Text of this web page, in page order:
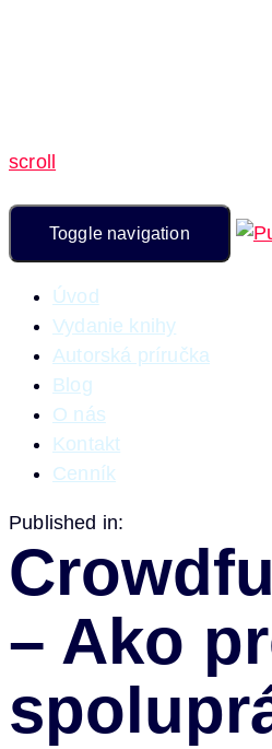
scroll
Toggle navigation
Úvod
Vydanie knihy
Autorská príručka
Blog
O nás
Kontakt
Cenník
Published in:
– Ako